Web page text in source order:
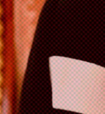
в Киев за
был на
Эммануэлем